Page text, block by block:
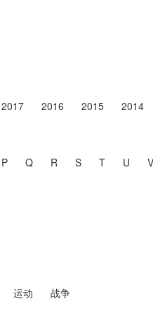
2017 2016 2015 2014
P Q R S T U V
运动 战争